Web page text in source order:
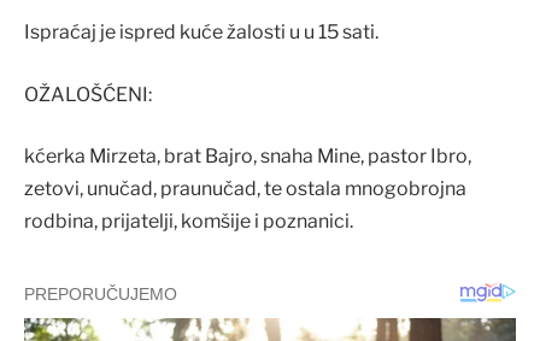
Ispraćaj je ispred kuće žalosti u u 15 sati.
OŽALOŠĆENI:
kćerka Mirzeta, brat Bajro, snaha Mine, pastor Ibro,
zetovi, unučad, praunučad, te ostala mnogobrojna
rodbina, prijatelji, komšije i poznanici.